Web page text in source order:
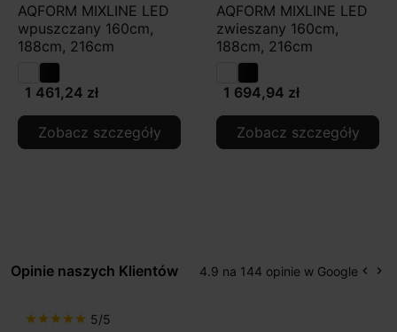
AQFORM MIXLINE LED
wpuszczany 160cm,
188cm, 216cm
1 461,24 zł
Zobacz szczegóły
AQFORM MIXLINE LED
zwieszany 160cm,
188cm, 216cm
1 694,94 zł
Zobacz szczegóły
Opinie naszych Klientów 4.9 na 144 opinie w Google keyboard_arrow_left keyboard_arrow_right
star star star star star 5/5